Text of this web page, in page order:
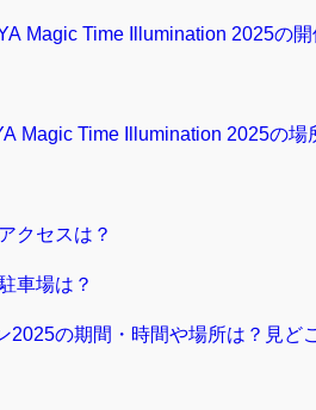
Magic Time Illumination 2025の
Magic Time Illumination 2025の場
クセスは？
車場は？
2025の期間・時間や場所は？見ど